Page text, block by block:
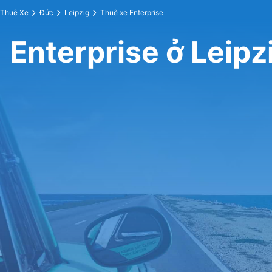
Thuê Xe Đức Leipzig Thuê xe Enterprise
Enterprise ở